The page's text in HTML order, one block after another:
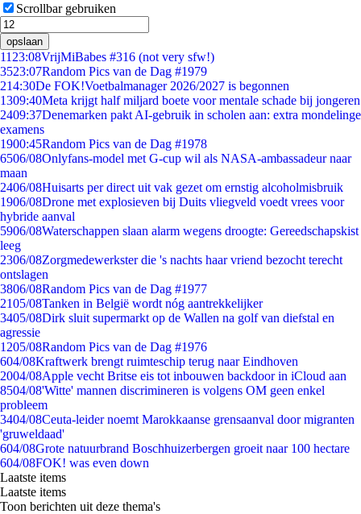
Scrollbar gebruiken
opslaan
11 23:08VrijMiBabes #316 (not very sfw!)
3523:07Random Pics van de Dag #1979
214:30De FOK!Voetbalmanager 2026/2027 is begonnen
1309:40Meta krijgt half miljard boete voor mentale schade bij jongeren
2409:37Denemarken pakt AI-gebruik in scholen aan: extra mondelinge
examens
1900:45Random Pics van de Dag #1978
6506/08Onlyfans-model met G-cup wil als NASA-ambassadeur naar
maan
2406/08Huisarts per direct uit vak gezet om ernstig alcoholmisbruik
1906/08Drone met explosieven bij Duits vliegveld voedt vrees voor
hybride aanval
5906/08Waterschappen slaan alarm wegens droogte: Gereedschapskist
leeg
2306/08Zorgmedewerkster die 's nachts haar vriend bezocht terecht
ontslagen
3806/08Random Pics van de Dag #1977
2105/08Tanken in België wordt nóg aantrekkelijker
3405/08Dirk sluit supermarkt op de Wallen na golf van diefstal en
agressie
1205/08Random Pics van de Dag #1976
604/08Kraftwerk brengt ruimteschip terug naar Eindhoven
2004/08Apple vecht Britse eis tot inbouwen backdoor in iCloud aan
8504/08'Witte' mannen discrimineren is volgens OM geen enkel
probleem
3404/08Ceuta-leider noemt Marokkaanse grensaanval door migranten
'gruweldaad'
604/08Grote natuurbrand Boschhuizerbergen groeit naar 100 hectare
604/08FOK! was even down
Laatste items
Laatste items
Toon berichten uit deze thema's